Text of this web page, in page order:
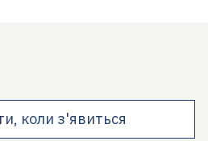
коли з'явиться